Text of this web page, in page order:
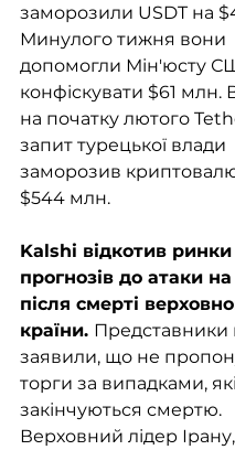
заморозили USDT на
Минулого тижня вони
допомогли Мін'юсту
конфіскувати $61 млн.
на початку лютого
запит турецької влади
заморозив
$544 млн.
Kalshi відкотив ринки
прогнозів до атаки на
після смерті
країни. Представники
заявили, що не
торги за випадками, які
закінчуються смертю.
Верховний лідер